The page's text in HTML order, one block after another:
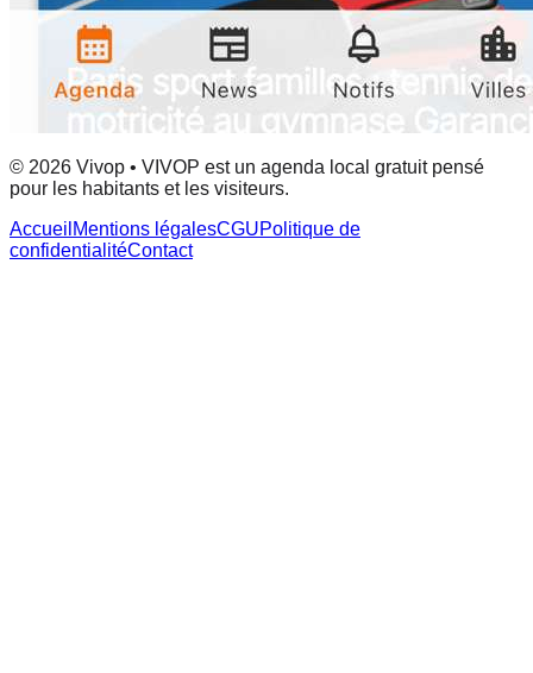
© 2026 Vivop • VIVOP est un agenda local gratuit pensé
pour les habitants et les visiteurs.
Accueil Mentions légalesCGUPolitique de
confidentialitéContact